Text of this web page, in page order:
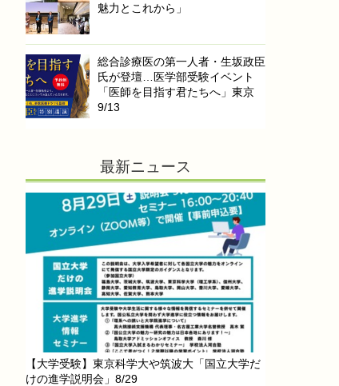
魅力とこれから」
総合診療医の第一人者・生坂政臣
氏が登壇…医学部受験イベント
「医師を目指す君たちへ」東京
9/13
最新ニュース
【大学受験】東京科学大や筑波大「国立大学だ
けの進学説明会」8/29